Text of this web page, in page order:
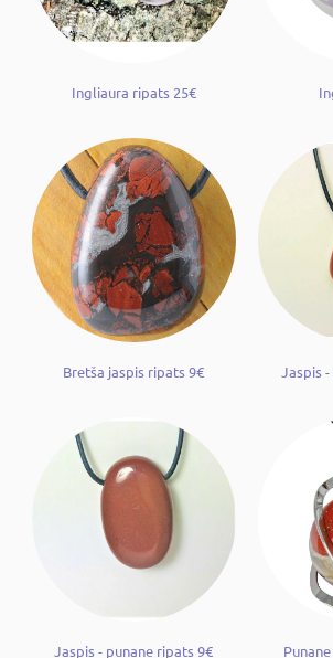
Ingliaura ripats 25€
Bretša jaspis ripats 9€ Jaspis
Jaspis - punane ripats 9€